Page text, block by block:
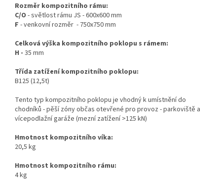
Rozměr kompozitního rámu:
C/O - světlost rámu JS - 600x600 mm
F - venkovní rozměr - 750x750 mm
Celková výška kompozitního poklopu s rámem:
H - 35 mm
Třída zatížení kompozitního poklopu:
B125 (12,5t)
Tento typ kompozitního poklopu je vhodný k umístnění do
chodníků - pěší zóny občas otevřené pro provoz - parkoviště a
vícepodlažní garáže (mezní zatížení >125 kN)
Hmotnost kompozitního víka:
20,5 kg
Hmotnost kompozitního rámu:
4 kg